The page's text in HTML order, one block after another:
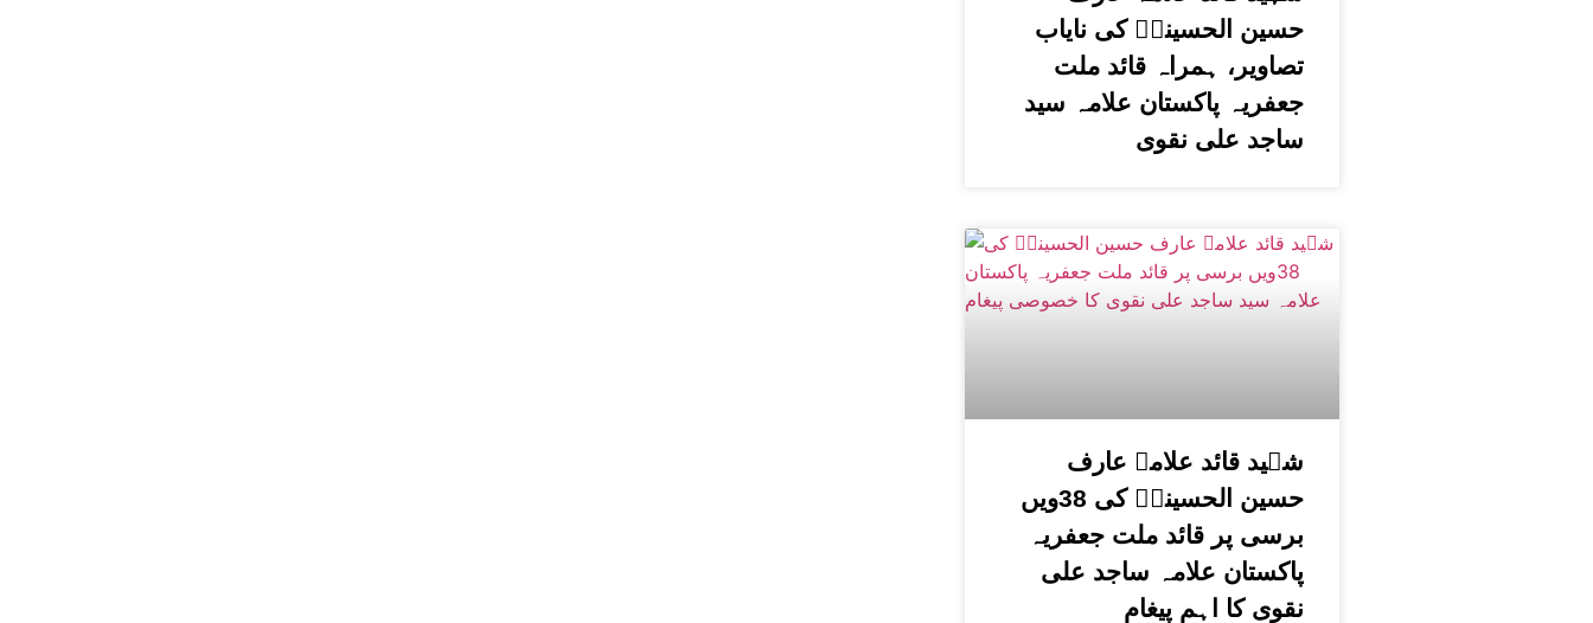
حسین الحسینیؒ کی نایاب
تصاویر، ہمراہ قائد ملت
جعفریہ پاکستان علامہ سید
ساجد علی نقوی
شہید قائد علامہ عارف
حسین الحسینیؒ کی 38ویں
برسی پر قائد ملت جعفریہ
پاکستان علامہ ساجد علی
نقوی کا اہم پیغام